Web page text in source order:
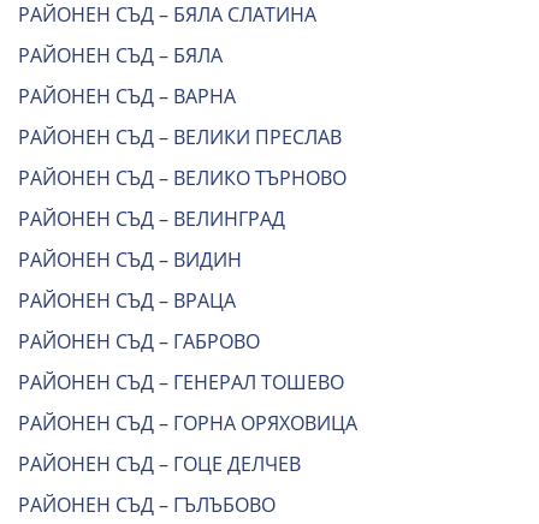
РАЙОНЕН СЪД – БЯЛА СЛАТИНА
РАЙОНЕН СЪД – БЯЛА
РАЙОНЕН СЪД – ВАРНА
РАЙОНЕН СЪД – ВЕЛИКИ ПРЕСЛАВ
РАЙОНЕН СЪД – ВЕЛИКО ТЪРНОВО
РАЙОНЕН СЪД – ВЕЛИНГРАД
РАЙОНЕН СЪД – ВИДИН
РАЙОНЕН СЪД – ВРАЦА
РАЙОНЕН СЪД – ГАБРОВО
РАЙОНЕН СЪД – ГЕНЕРАЛ ТОШЕВО
РАЙОНЕН СЪД – ГОРНА ОРЯХОВИЦА
РАЙОНЕН СЪД – ГОЦЕ ДЕЛЧЕВ
РАЙОНЕН СЪД – ГЪЛЪБОВО